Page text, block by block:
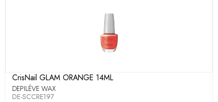
CrisNail GLAM ORANGE 14ML
DEPILÉVE WAX
DE-SCCRE197